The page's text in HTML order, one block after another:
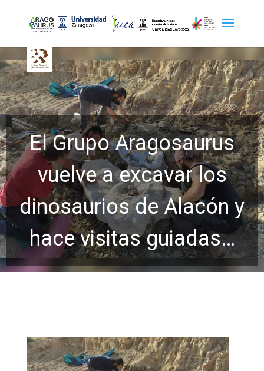
El Grupo Aragosaurus
vuelve a excavar los
dinosaurios de Alacón y
hace visitas guiadas…